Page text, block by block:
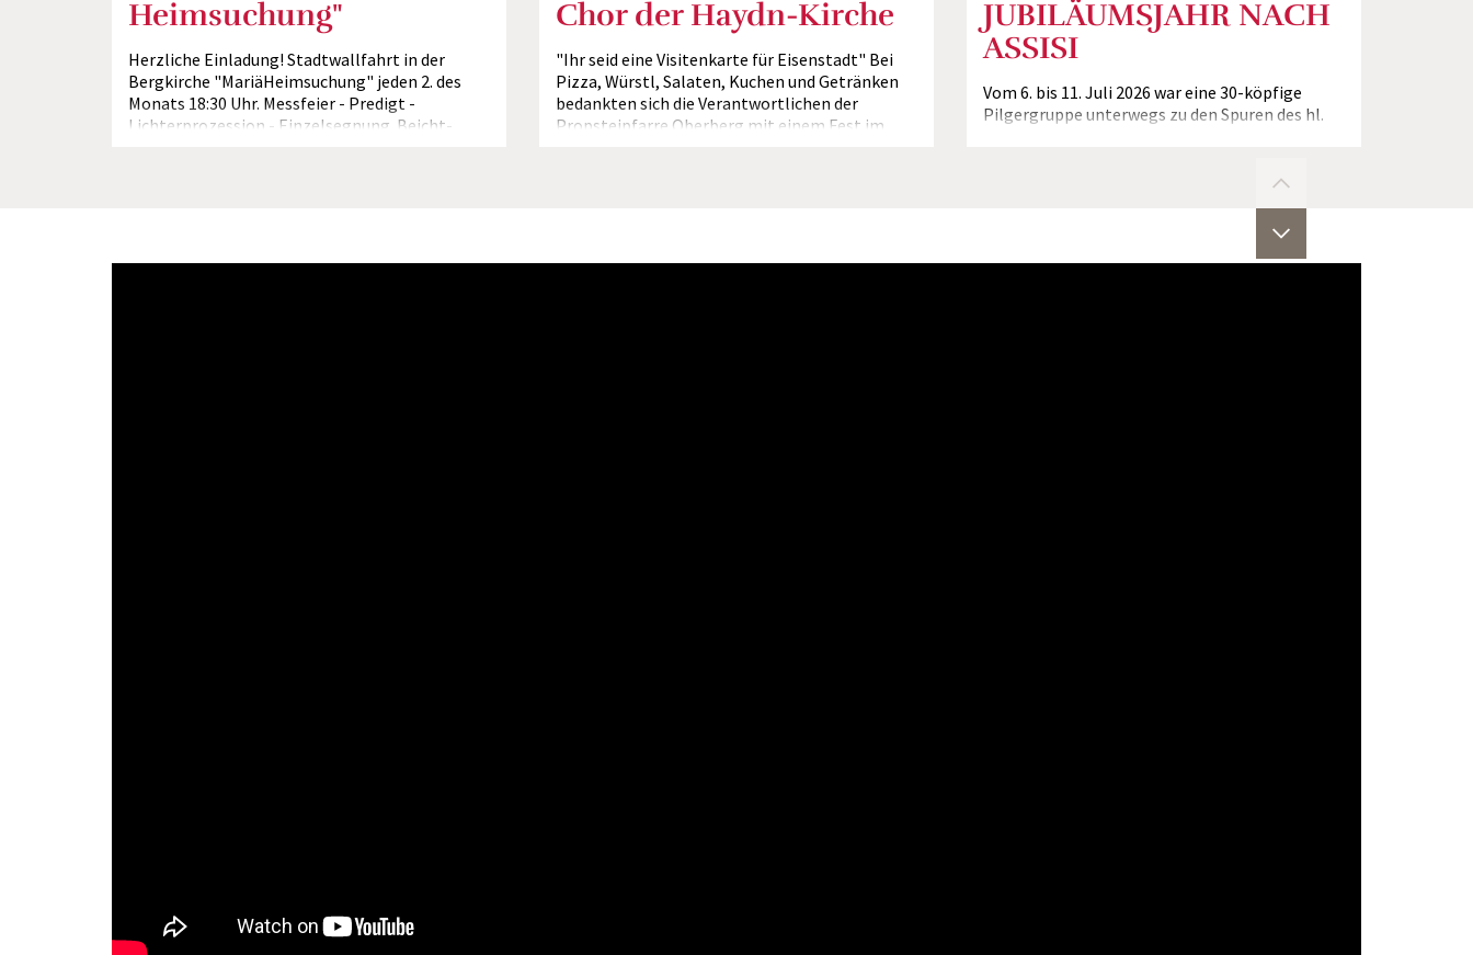
Heimsuchung"
Herzliche Einladung! Stadtwallfahrt in der
Bergkirche "MariäHeimsuchung" jeden 2. des
Monats 18:30 Uhr. Messfeier - Predigt -
Lichterprozession - Einzelsegnung. Beicht-
Chor der Haydn-Kirche
"Ihr seid eine Visitenkarte für Eisenstadt" Bei
Pizza, Würstl, Salaten, Kuchen und Getränken
bedankten sich die Verantwortlichen der
Propsteipfarre Oberberg mit einem Fest im
JUBILÄUMSJAHR NACH
ASSISI
Vom 6. bis 11. Juli 2026 war eine 30-köpfige
Pilgergruppe unterwegs zu den Spuren des hl.